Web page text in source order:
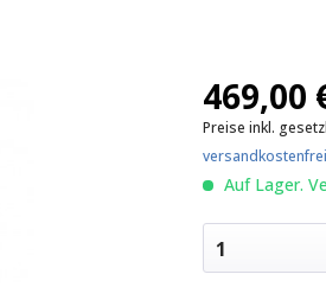
469,00
Preise inkl.
Auf Lager.
1